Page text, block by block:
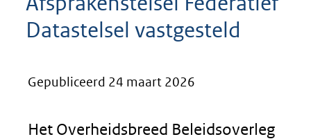
Datastelsel vastgesteld
Gepubliceerd 24 maart 2026
Het Overheidsbreed Beleidsoverleg